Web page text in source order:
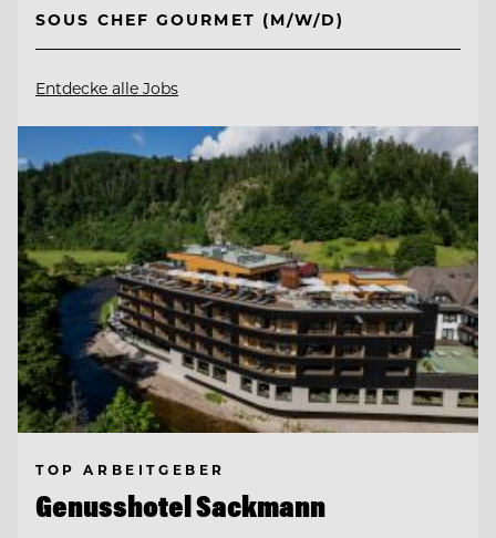
SOUS CHEF GOURMET (M/W/D)
Entdecke alle Jobs
TOP ARBEITGEBER
Genusshotel Sackmann